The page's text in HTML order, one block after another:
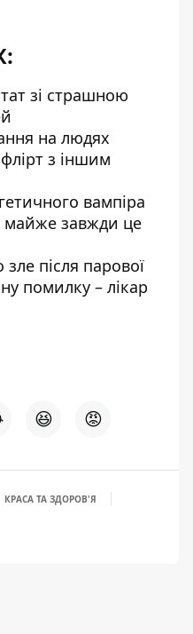
зі страшною
на людях
з іншим
вампіра
майже завжди це
після парової
помилку – лікар
😆 😡
КРАСА ТА ЗДОРОВ'Я